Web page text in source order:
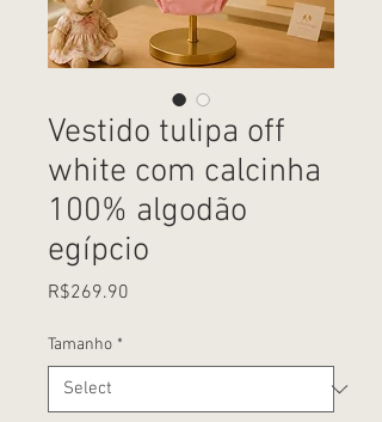
Vestido tulipa off
white com calcinha
100% algodão
egípcio
R$269.90
Tamanho *